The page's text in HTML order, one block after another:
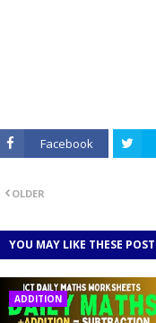
Facebook
OLDER
YOU MAY LIKE THESE
ADDITION